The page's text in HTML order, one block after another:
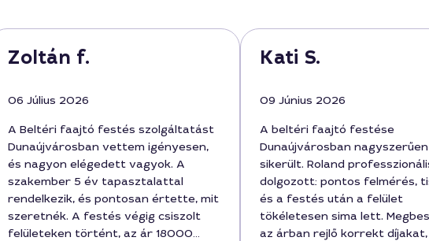
Zoltán f.
06 Július 2026
A Beltéri faajtó festés szolgáltatást
Dunaújvárosban vettem igényesen,
és nagyon elégedett vagyok. A
szakember 5 év tapasztalattal
rendelkezik, és pontosan értette, mit
szeretnék. A festés végig csiszolt
felületeken történt, az ár 18000
Kati S.
09 Június 2026
A beltéri faajtó festése
Dunaújvárosban nagyszerűen
sikerült. Roland
dolgozott: pontos felmérés,
és a festés után a felület
tökéletesen sima lett.
az árban rejlő korrekt díjakat,